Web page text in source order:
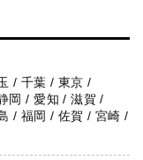
/ 千葉 / 東京 /
岡 / 愛知 / 滋賀 /
/ 福岡 / 佐賀 / 宮崎 /